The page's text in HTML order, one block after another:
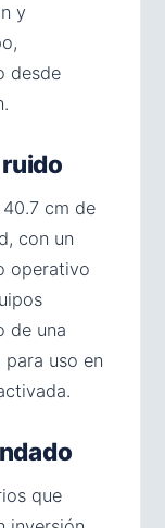
y
desde
cm de
con un
operativo
de una
uso en
que